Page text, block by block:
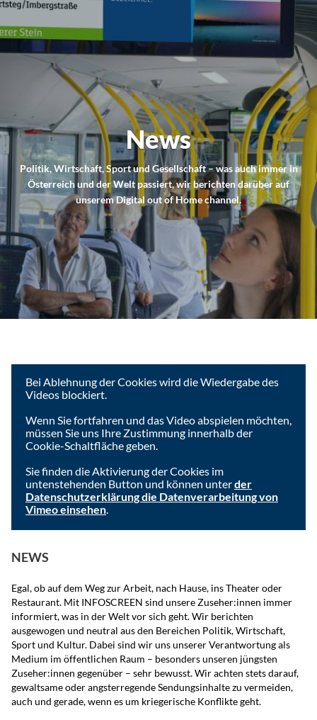
News
Politik, Wirtschaft, Sport und Gesellschaft – was auch immer in
Österreich und der Welt passiert, wir berichten darüber auf
unserem Digital out of Home channel.
Bei Ablehnung der Cookies wird die Wiedergabe des
Videos blockiert.
Wenn Sie fortfahren und das Video abspielen möchten,
müssen Sie uns Ihre Zustimmung innerhalb der
Cookie-Schaltfläche geben.
Sie finden die Aktivierung der Cookies im
untenstehenden Button und können unterder
Datenschutzerklärung die Datenverarbeitung von
Vimeo einsehen.
NEWS
Egal, ob auf dem Weg zur Arbeit, nach Hause, ins Theater oder
Restaurant. Mit INFOSCREEN sind unsere Zuseher:innen immer
informiert, was in der Welt vor sich geht. Wir berichten
ausgewogen und neutral aus den Bereichen Politik, Wirtschaft,
Sport und Kultur. Dabei sind wir uns unserer Verantwortung als
Medium im öffentlichen Raum – besonders unseren jüngsten
Zuseher:innen gegenüber – sehr bewusst. Wir achten stets darauf,
gewaltsame oder angsterregende Sendungsinhalte zu vermeiden,
auch und gerade, wenn es um kriegerische Konflikte geht.
Um das Video anzusehen, müssen Sie die Cookies der